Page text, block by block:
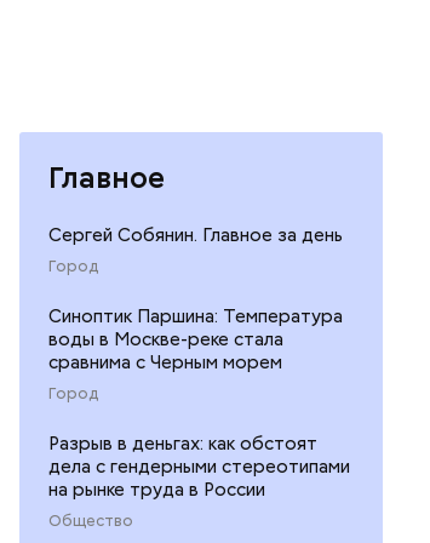
Главное
Сергей Собянин. Главное за день
Город
Синоптик Паршина: Температура
воды в Москве-реке стала
сравнима с Черным морем
Город
Разрыв в деньгах: как обстоят
дела с гендерными стереотипами
на рынке труда в России
Общество